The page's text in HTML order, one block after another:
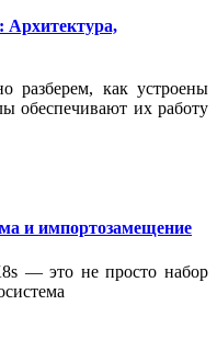
Архитектура,
разберем, как устроены
обеспечивают их работу
и импортозамещение
— это не просто набор